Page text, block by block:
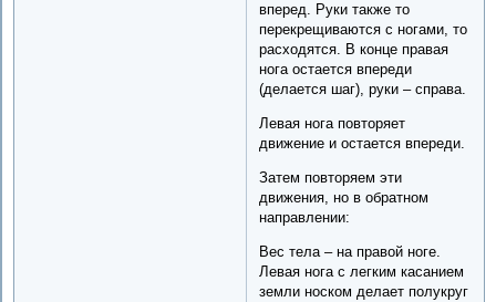
вперед. Руки также то
перекрещиваются с ногами, то
расходятся. В конце правая
нога остается впереди
(делается шаг), руки – справа.
Левая нога повторяет
движение и остается впереди.
Затем повторяем эти
движения, но в обратном
направлении:
Вес тела – на правой ноге.
Левая нога с легким касанием
земли носком делает полукруг